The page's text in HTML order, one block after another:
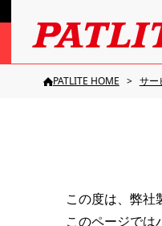
PATLITE HOME サー
この度は、弊社
このページでは